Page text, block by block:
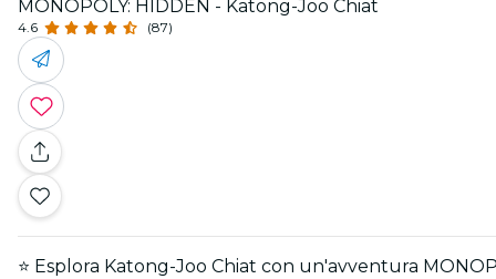
MONOPOLY: HIDDEN - Katong-Joo Chiat
4.6 (87)
⭐ Esplora Katong-Joo Chiat con un'avventura